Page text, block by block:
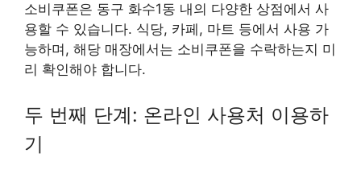
소비쿠폰은 동구 화수1동 내의 다양한 상점에서 사
용할 수 있습니다. 식당, 카페, 마트 등에서 사용 가
능하며, 해당 매장에서는 소비쿠폰을 수락하는지 미
리 확인해야 합니다.
두 번째 단계: 온라인 사용처 이용하
기